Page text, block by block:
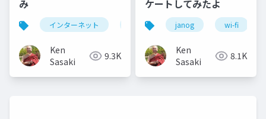
み
インターネット internet enpit
Ken
Sasaki
9.3K
ケートしてみたよ
janog wi-fi
Ken
Sasaki
8.1K